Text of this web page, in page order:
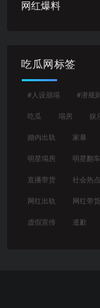
网红爆料
吃瓜网标签
#人设崩塌 #潜规则
吃瓜 塌房 娱
婚内出轨 家暴
明星塌房 明星翻车
直播带货 社会热点
网红出轨 网红带货
虚假宣传 道歉